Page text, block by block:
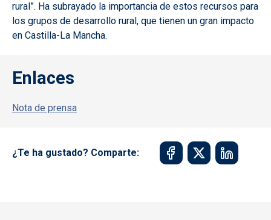
rural”. Ha subrayado la importancia de estos recursos para
los grupos de desarrollo rural, que tienen un gran impacto
en Castilla-La Mancha.
Enlaces
Nota de prensa
¿Te ha gustado? Comparte: